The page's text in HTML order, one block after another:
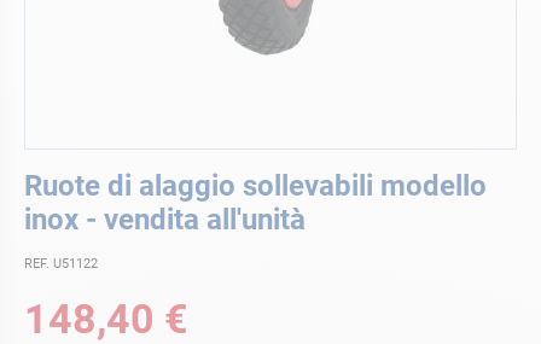
Ruote di alaggio sollevabili modello
inox - vendita all'unità
REF. U51122
148,40 €
all'inizio
della
galleria
di